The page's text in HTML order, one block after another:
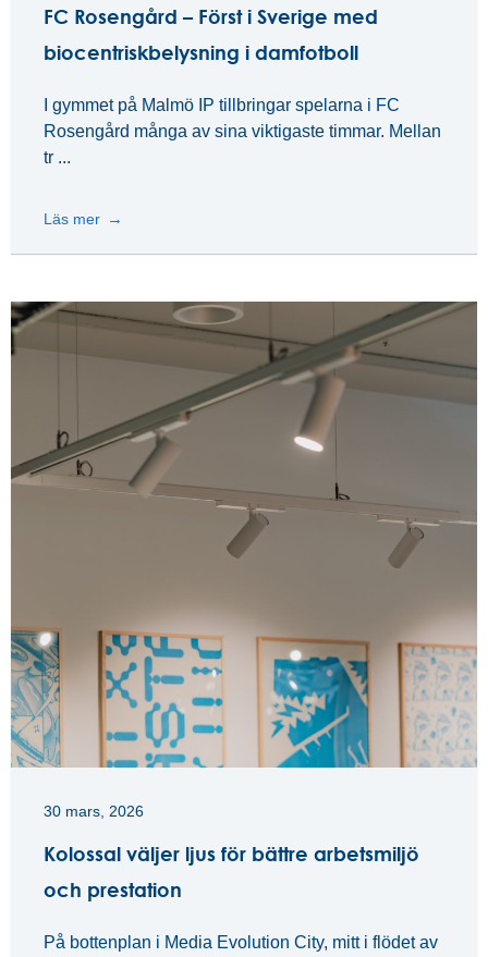
FC Rosengård – Först i Sverige med
biocentriskbelysning i damfotboll
I gymmet på Malmö IP tillbringar spelarna i FC
Rosengård många av sina viktigaste timmar. Mellan
tr ...
Läs mer
30 mars, 2026
Kolossal väljer ljus för bättre arbetsmiljö
och prestation
På bottenplan i Media Evolution City, mitt i flödet av